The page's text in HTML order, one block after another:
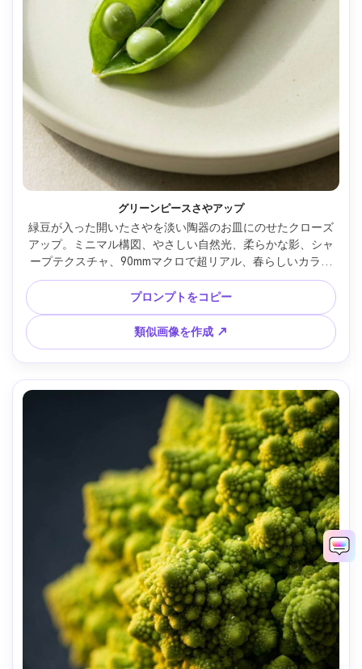
グリーンピースさやアップ
緑豆が入った開いたさやを淡い陶器のお皿にのせたクローズ
アップ。ミニマル構図、やさしい自然光、柔らかな影、シャ
ープテクスチャ、90mmマクロで超リアル、春らしいカラー
パレット、クリーンなフード写真 --ar 4:5
プロンプトをコピー
類似画像を作成 ↗